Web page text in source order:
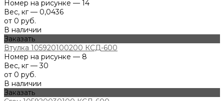
Номер на рисунке — 14
Вес, кг — 0,0436
от 0 руб.
В наличии
Заказать
Втулка 105920100200 КСД-600
Номер на рисунке — 8
Вес, кг — 30
от 0 руб.
В наличии
Заказать